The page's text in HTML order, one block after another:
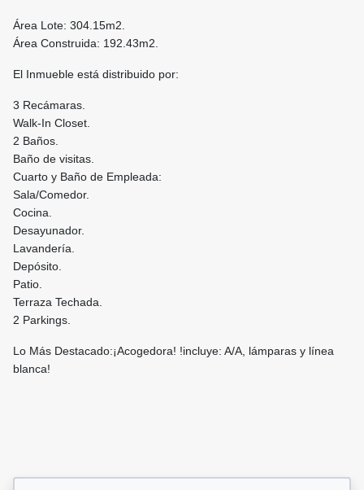
Área Lote: 304.15m2.
Área Construida: 192.43m2.
El Inmueble está distribuido por:
3 Recámaras.
Walk-In Closet.
2 Baños.
Baño de visitas.
Cuarto y Baño de Empleada:
Sala/Comedor.
Cocina.
Desayunador.
Lavandería.
Depósito.
Patio.
Terraza Techada.
2 Parkings.
Lo Más Destacado:¡Acogedora! !incluye: A/A, lámparas y línea
blanca!